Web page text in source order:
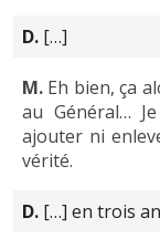
D. […]
M. Eh bien, ça
au Général…
ajouter ni
vérité.
D. […] en trois